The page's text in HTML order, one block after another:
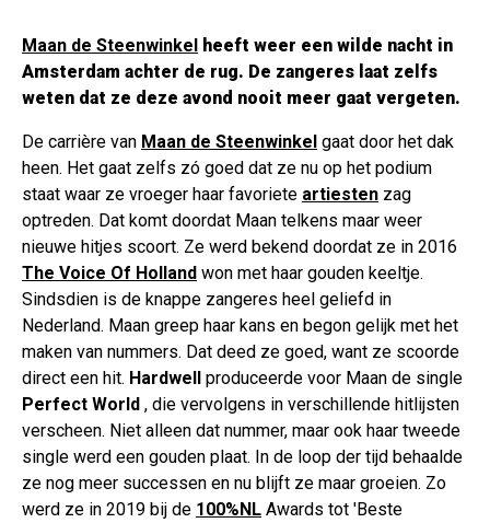
Maan de Steenwinkel heeft weer een wilde nacht in
Amsterdam achter de rug. De zangeres laat zelfs
weten dat ze deze avond nooit meer gaat vergeten.
De carrière van Maan de Steenwinkel gaat door het dak
heen. Het gaat zelfs zó goed dat ze nu op het podium
staat waar ze vroeger haar favoriete artiesten zag
optreden. Dat komt doordat Maan telkens maar weer
nieuwe hitjes scoort. Ze werd bekend doordat ze in 2016
The Voice Of Holland won met haar gouden keeltje.
Sindsdien is de knappe zangeres heel geliefd in
Nederland. Maan greep haar kans en begon gelijk met het
maken van nummers. Dat deed ze goed, want ze scoorde
direct een hit. Hardwell produceerde voor Maan de single
Perfect World , die vervolgens in verschillende hitlijsten
verscheen. Niet alleen dat nummer, maar ook haar tweede
single werd een gouden plaat. In de loop der tijd behaalde
ze nog meer successen en nu blijft ze maar groeien. Zo
werd ze in 2019 bij de 100%NL Awards tot 'Beste